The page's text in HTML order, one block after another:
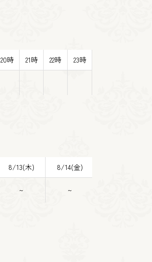
20時 21時 22時 23時
8/13(木) 8/14(金)
~ ~